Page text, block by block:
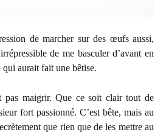
de marcher sur des œufs aussi,
de me basculer d’avant en
qui aurait fait une bêtise.
pas maigrir. Que ce soit clair tout de
fort passionné. C’est bête, mais au
que rien que de les mettre au